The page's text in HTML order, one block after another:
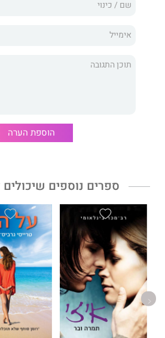
שי, בעלה של תמר, קורא לה תמרי.
עשתה שום סרט. ובעצם, "חזרה" זה לא
לעולם את יונתן, שמאגרף שוב ושוב את
וכבר לא מדבר איתה כמו פעם.
שיותר מכול חשוב לו לקרוא לדברים
הוספת הערה
ספרים נוספים שיכולים